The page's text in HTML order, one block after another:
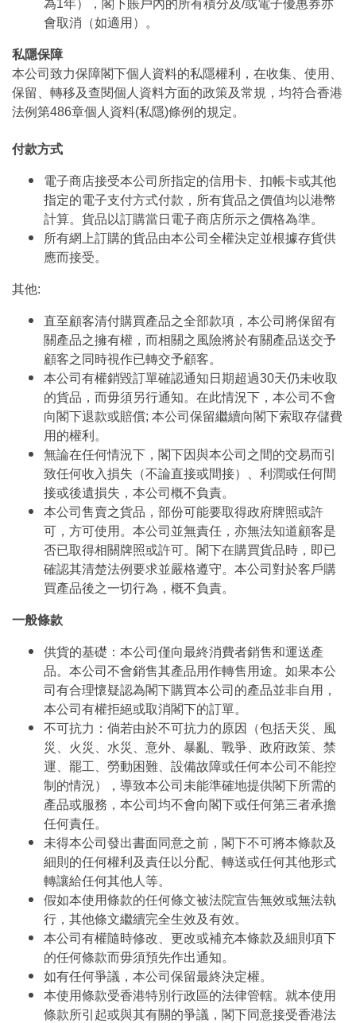
為1年），閣下賬戶內的所有積分及/或電子優惠券亦
會取消（如適用）。
私隱保障
本公司致力保障閣下個人資料的私隱權利，在收集、使用、
保留、轉移及查閱個人資料方面的政策及常規，均符合香港
法例第486章個人資料(私隱)條例的規定。
付款方式
電子商店接受本公司所指定的信用卡、扣帳卡或其他
指定的電子支付方式付款，所有貨品之價值均以港幣
計算。貨品以訂購當日電子商店所示之價格為準。
所有網上訂購的貨品由本公司全權決定並根據存貨供
應而接受。
其他:
直至顧客清付購買產品之全部款項，本公司將保留有
關產品之擁有權，而相關之風險將於有關產品送交予
顧客之同時視作已轉交予顧客。
本公司有權銷毀訂單確認通知日期超過30天仍未收取
的貨品，而毋須另行通知。在此情況下，本公司不會
向閣下退款或賠償; 本公司保留繼續向閣下索取存儲費
用的權利。
無論在任何情況下，閣下因與本公司之間的交易而引
致任何收入損失（不論直接或間接）、利潤或任何間
接或後遺損失，本公司概不負責。
本公司售賣之貨品，部份可能要取得政府牌照或許
可，方可使用。本公司並無責任，亦無法知道顧客是
否已取得相關牌照或許可。閣下在購買貨品時，即已
確認其清楚法例要求並嚴格遵守。本公司對於客戶購
買產品後之一切行為，概不負責。
一般條款
供貨的基礎：本公司僅向最終消費者銷售和運送產
品。本公司不會銷售其產品用作轉售用途。如果本公
司有合理懷疑認為閣下購買本公司的產品並非自用，
本公司有權拒絕或取消閣下的訂單。
不可抗力：倘若由於不可抗力的原因（包括天災、風
災、火災、水災、意外、暴亂、戰爭、政府政策、禁
運、罷工、勞動困難、設備故障或任何本公司不能控
制的情況），導致本公司未能準確地提供閣下所需的
產品或服務，本公司均不會向閣下或任何第三者承擔
任何責任。
未得本公司發出書面同意之前，閣下不可將本條款及
細則的任何權利及責任以分配、轉送或任何其他形式
轉讓給任何其他人等。
假如本使用條款的任何條文被法院宣告無效或無法執
行，其他條文繼續完全生效及有效。
本公司有權隨時修改、更改或補充本條款及細則項下
的任何條款而毋須預先作出通知。
如有任何爭議，本公司保留最終決定權。
本使用條款受香港特別行政區的法律管轄。就本使用
條款所引起或與其有關的爭議，閣下同意接受香港法